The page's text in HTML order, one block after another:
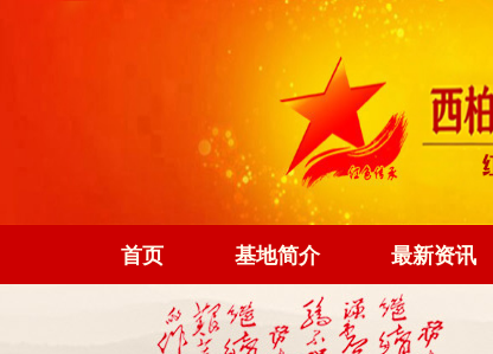
首页 基地简介 最新资讯